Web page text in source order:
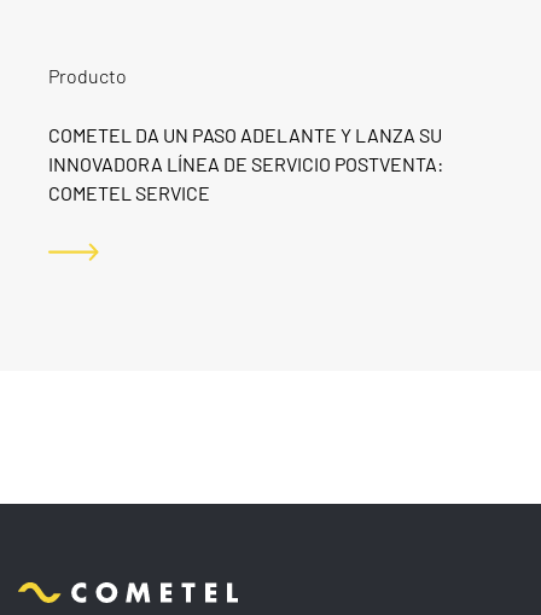
Producto
COMETEL DA UN PASO ADELANTE Y LANZA SU
INNOVADORA LÍNEA DE SERVICIO POSTVENTA:
COMETEL SERVICE